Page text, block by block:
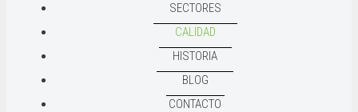
SECTORES
CALIDAD
HISTORIA
BLOG
CONTACTO